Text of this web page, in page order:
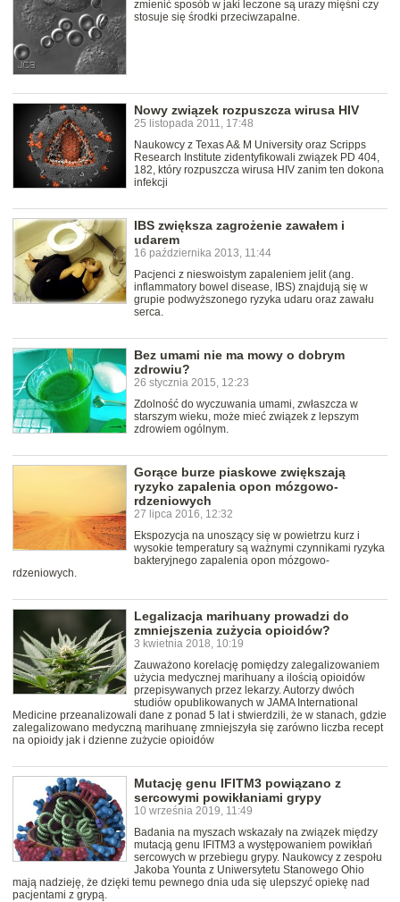
zmienić sposób w jaki leczone są urazy mięśni czy
stosuje się środki przeciwzapalne.
Nowy związek rozpuszcza wirusa HIV
25 listopada 2011, 17:48
Naukowcy z Texas A& M University oraz Scripps
Research Institute zidentyfikowali związek PD 404,
182, który rozpuszcza wirusa HIV zanim ten dokona
infekcji
IBS zwiększa zagrożenie zawałem i
udarem
16 października 2013, 11:44
Pacjenci z nieswoistym zapaleniem jelit (ang.
inflammatory bowel disease, IBS) znajdują się w
grupie podwyższonego ryzyka udaru oraz zawału
serca.
Bez umami nie ma mowy o dobrym
zdrowiu?
26 stycznia 2015, 12:23
Zdolność do wyczuwania umami, zwłaszcza w
starszym wieku, może mieć związek z lepszym
zdrowiem ogólnym.
Gorące burze piaskowe zwiększają
ryzyko zapalenia opon mózgowo-
rdzeniowych
27 lipca 2016, 12:32
Ekspozycja na unoszący się w powietrzu kurz i
wysokie temperatury są ważnymi czynnikami ryzyka
bakteryjnego zapalenia opon mózgowo-
rdzeniowych.
Legalizacja marihuany prowadzi do
zmniejszenia zużycia opioidów?
3 kwietnia 2018, 10:19
Zauważono korelację pomiędzy zalegalizowaniem
użycia medycznej marihuany a ilością opioidów
przepisywanych przez lekarzy. Autorzy dwóch
studiów opublikowanych w JAMA International
Medicine przeanalizowali dane z ponad 5 lat i stwierdzili, że w stanach, gdzie
zalegalizowano medyczną marihuanę zmniejszyła się zarówno liczba recept
na opioidy jak i dzienne zużycie opioidów
Mutację genu IFITM3 powiązano z
sercowymi powikłaniami grypy
10 września 2019, 11:49
Badania na myszach wskazały na związek między
mutacją genu IFITM3 a występowaniem powikłań
sercowych w przebiegu grypy. Naukowcy z zespołu
Jakoba Younta z Uniwersytetu Stanowego Ohio
mają nadzieję, że dzięki temu pewnego dnia uda się ulepszyć opiekę nad
pacjentami z grypą.